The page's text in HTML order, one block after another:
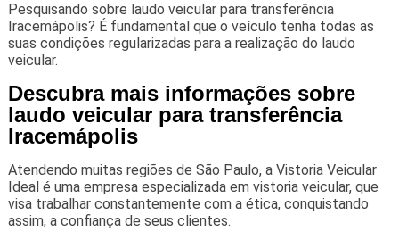
Pesquisando sobre laudo veicular para transferência
Iracemápolis? É fundamental que o veículo tenha todas as
suas condições regularizadas para a realização do laudo
veicular.
Descubra mais informações sobre
laudo veicular para transferência
Iracemápolis
Atendendo muitas regiões de São Paulo, a Vistoria Veicular
Ideal é uma empresa especializada em vistoria veicular, que
visa trabalhar constantemente com a ética, conquistando
assim, a confiança de seus clientes.